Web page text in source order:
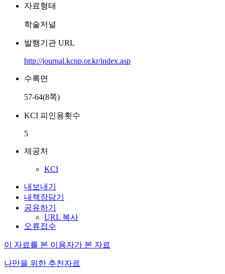
자료형태
학술저널
발행기관 URL
http://journal.kcnp.or.kr/index.asp
수록면
57-64(8쪽)
KCI 피인용횟수
5
제공처
KCI
내보내기
내책장담기
공유하기
URL 복사
오류접수
이 자료를 본 이용자가 본 자료
나만을 위한 추천자료